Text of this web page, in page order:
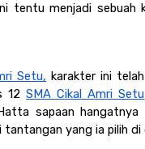
tentu menjadi
Setu, karakter ini
12 SMA Cikal Amri Setu
sapaan hangatnya
tantangan yang ia pilih